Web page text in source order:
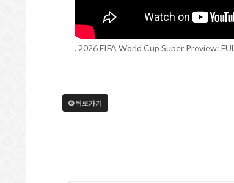
. 2026 FIFA World Cup Super Preview:
뒤로가기